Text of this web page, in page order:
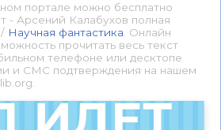
портале можно бесплатно
- Арсений Калабухов полная
/ Научная фантастика . Онлайн
прочитать весь текст
телефоне или десктопе
и СМС подтверждения на нашем